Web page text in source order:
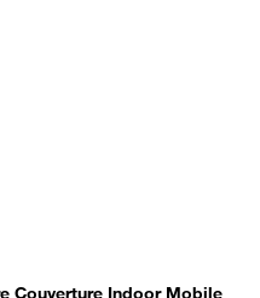
Couverture Indoor Mobile